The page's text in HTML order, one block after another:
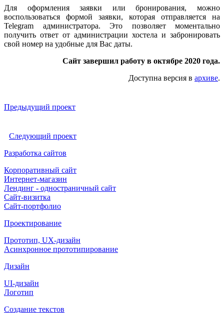
Для оформления заявки или бронирования, можно
воспользоваться формой заявки, которая отправляется на
Telegram администратора. Это позволяет моментально
получить ответ от администрации хостела и забронировать
свой номер на удобные для Вас даты.
Сайт завершил работу в октябре 2020 года.
Доступна версия в архиве.
Предыдущий проект
Следующий проект
Разработка сайтов
Корпоративный сайт
Интернет-магазин
Лендинг - одностраничный сайт
Сайт-визитка
Сайт-портфолио
Проектирование
Прототип, UX-дизайн
Асинхронное прототипирование
Дизайн
UI-дизайн
Логотип
Создание текстов